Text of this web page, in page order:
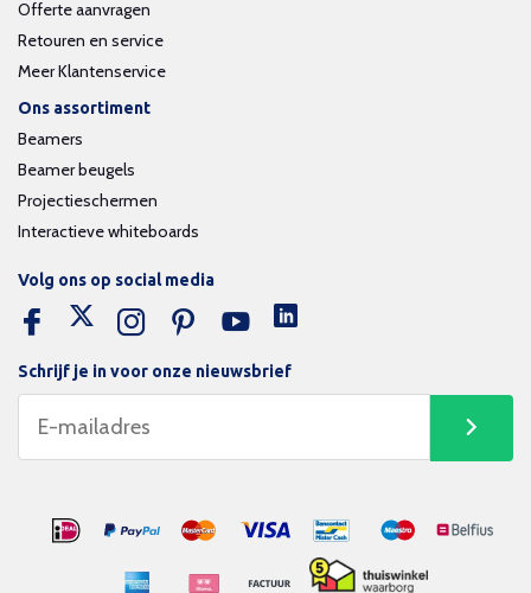
Offerte aanvragen
Retouren en service
Meer Klantenservice
Ons assortiment
Beamers
Beamer beugels
Projectieschermen
Interactieve whiteboards
Schrijf je in voor onze nieuwsbrief
Volg ons op social media